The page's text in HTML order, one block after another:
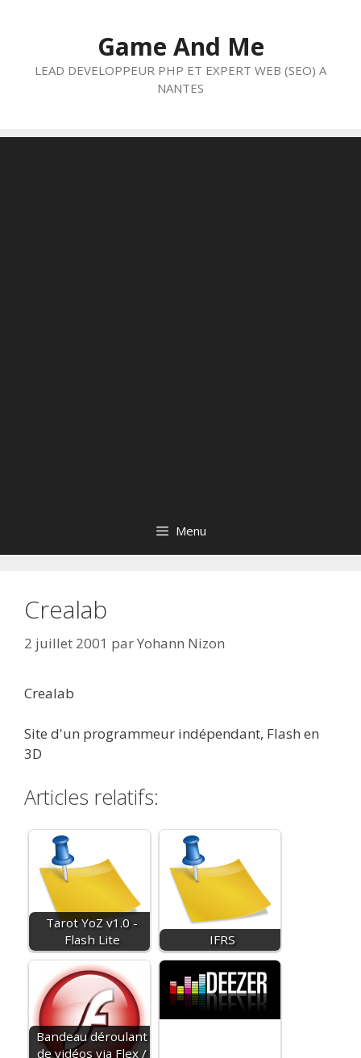
Game And Me
LEAD DEVELOPPEUR PHP ET EXPERT WEB (SEO) A
NANTES
Menu
Crealab
2 juillet 2001 parYohann Nizon
Crealab
Site d'un programmeur indépendant, Flash en
3D
Articles relatifs:
Tarot YoZ v1.0 -
Flash Lite
IFRS
Bandeau déroulant
de vidéos via Flex /